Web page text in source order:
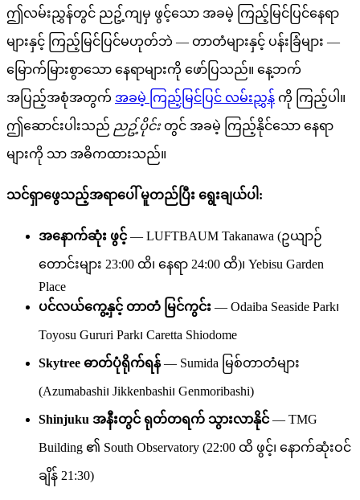
ဤလမ်းညွှန်တွင် ညဥ့်ကျမှ ဖွင့်သော အခမဲ့ ကြည့်မြင်ပြင်နေရာ
များနှင့် ကြည့်မြင်ပြင်မဟုတ်ဘဲ — တာတံများနှင့် ပန်းခြံများ —
မြောက်မြားစွာသော နေရာများကို ဖော်ပြသည်။ နေ့ဘက်
အပြည့်အစုံအတွက် အခမဲ့ ကြည့်မြင်ပြင် လမ်းညွှန် ကို ကြည့်ပါ။
ဤဆောင်းပါးသည် ညဥ့်ပိုင်းတွင် အခမဲ့ ကြည့်နိုင်သော နေရာ
များကို သာ အဓိကထားသည်။
သင်ရှာဖွေသည့်အရာပေါ် မူတည်ပြီး ရွေးချယ်ပါ:
အနောက်ဆုံး ဖွင့် — LUFTBAUM Takanawa (ဥယျာဉ်
တောင်းများ 23:00 ထိ၊ နေရာ 24:00 ထိ)၊ Yebisu Garden
Place
ပင်လယ်ကွေ့နှင့် တာတံ မြင်ကွင်း — Odaiba Seaside Park၊
Toyosu Gururi Park၊ Caretta Shiodome
Skytree ဓာတ်ပုံရိုက်ရန်— Sumida မြစ်တာတံများ
(Azumabashi၊ Jikkenbashi၊ Genmoribashi)
Shinjuku အနီးတွင် ရုတ်တရက် သွားလာနိုင် — TMG
Building ၏ South Observatory (22:00 ထိ ဖွင့်၊ နောက်ဆုံးဝင်
ချိန် 21:30)